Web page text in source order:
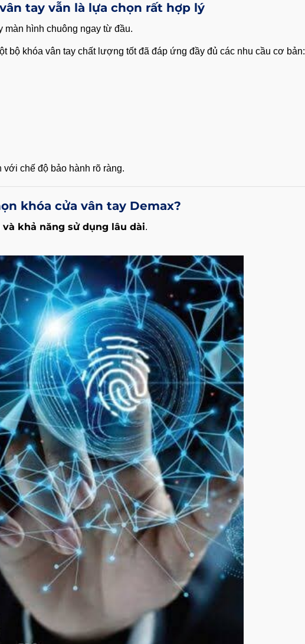
tay vẫn là lựa chọn rất hợp lý
màn hình chuông ngay từ đầu.
bộ khóa vân tay chất lượng tốt đã đáp ứng đầy đủ các nhu cầu cơ bản:
chế độ bảo hành rõ ràng.
khóa cửa vân tay Demax?
khả năng sử dụng lâu dài.